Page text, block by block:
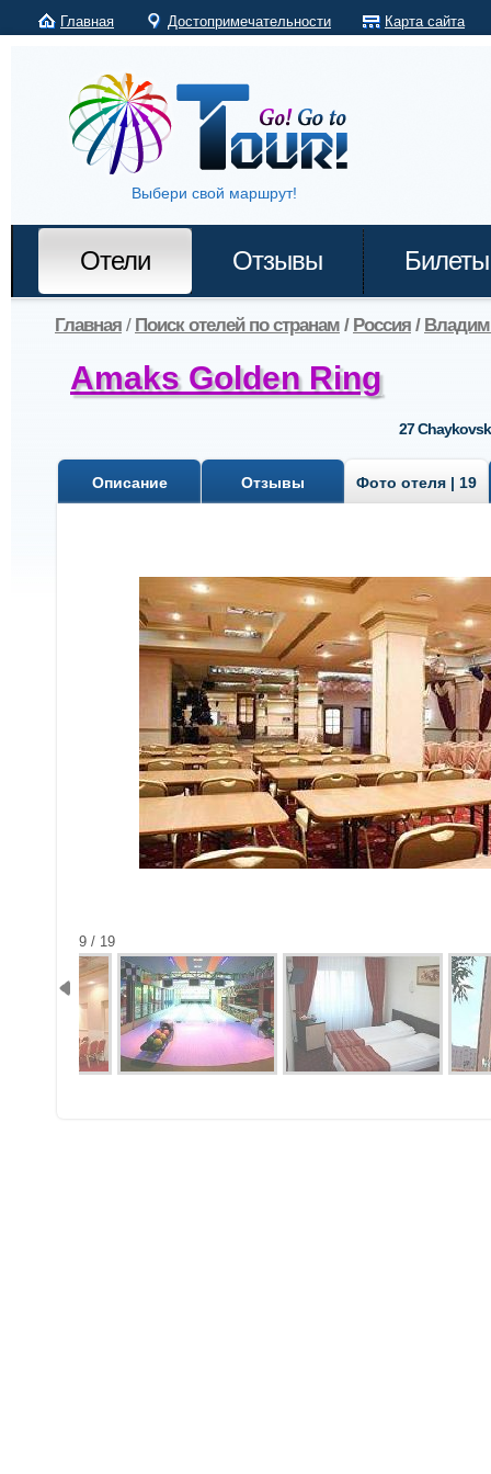
Главная Достопримечательности Карта сайта
Выбери свой маршрут!
Отели Отзывы Билеты
Главная / Поиск отелей по странам / Россия /
Amaks Golden Ring
27
Описание Отзывы Фото отеля | 19
9 / 19